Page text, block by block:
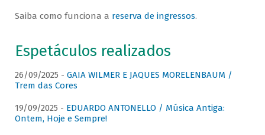
Saiba como funciona a reserva de ingressos.
Espetáculos realizados
26/09/2025 - GAIA WILMER E JAQUES MORELENBAUM /
Trem das Cores
19/09/2025 - EDUARDO ANTONELLO / Música Antiga:
Ontem, Hoje e Sempre!